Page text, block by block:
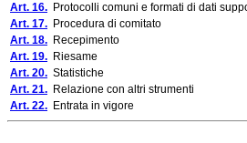
Art. 16. Protocolli comuni e formati di dati
Art. 17. Procedura di comitato
Art. 18. Recepimento
Art. 19. Riesame
Art. 20. Statistiche
Art. 21. Relazione con altri strumenti
Art. 22. Entrata in vigore